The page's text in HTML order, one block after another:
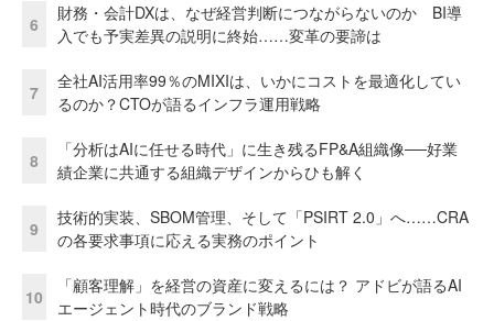
6
財務・会計DXは、なぜ経営判断につながらないのか BI導
入でも予実差異の説明に終始……変革の要諦は
7
全社AI活用率99％のMIXIは、いかにコストを最適化してい
るのか？CTOが語るインフラ運用戦略
8
「分析はAIに任せる時代」に生き残るFP&A組織像──好業
績企業に共通する組織デザインからひも解く
9
技術的実装、SBOM管理、そして「PSIRT 2.0」へ……CRA
の各要求事項に応える実務のポイント
10
「顧客理解」を経営の資産に変えるには？ アドビが語るAI
エージェント時代のブランド戦略